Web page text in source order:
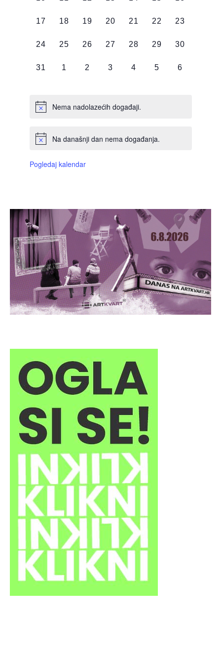
0
17
0
18
0
19
0
20
0
21
0
22
0
23
0
24
0
25
0
26
0
27
0
28
0
29
0
30
0
31
0
1
0
2
0
3
0
4
0
5
0
6
Nema nadolazećih događaji.
Na današnji dan nema događanja.
Pogledaj kalendar